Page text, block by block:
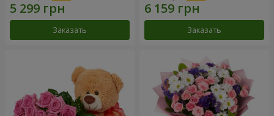
Заказать Заказать